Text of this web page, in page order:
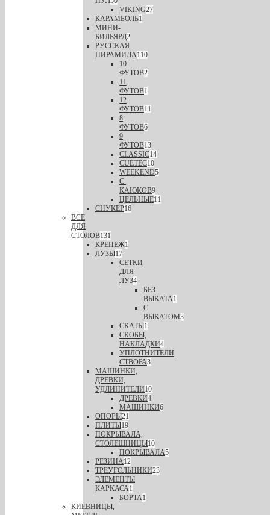
VIKING27
КАРАМБОЛЬ1
МИНИ-
БИЛЬЯРД2
РУССКАЯ
ПИРАМИДА110
10
ФУТОВ2
11
ФУТОВ1
12
ФУТОВ11
8
ФУТОВ6
9
ФУТОВ13
CLASSIC14
CUETEC10
WEEKEND5
С.
КАЮКОВ9
ЦЕЛЬНЫЕ11
СНУКЕР16
ВСЕ
ДЛЯ
СТОЛОВ131
КРЕПЕЖ1
ЛУЗЫ17
СЕТКИ
ДЛЯ
ЛУЗ4
БЕЗ
ВЫКАТА1
С
ВЫКАТОМ3
СКАТЫ1
СКОБЫ,
НАКЛАДКИ4
УПЛОТНИТЕЛИ
СТВОРА3
МАШИНКИ,
ДРЕВКИ,
УДЛИНИТЕЛИ10
ДРЕВКИ4
МАШИНКИ6
ОПОРЫ21
ПЛИТЫ19
ПОКРЫВАЛА,
СТОЛЕШНИЦЫ10
ПОКРЫВАЛА5
РЕЗИНА12
ТРЕУГОЛЬНИКИ23
ЭЛЕМЕНТЫ
КАРКАСА1
БОРТА1
КИЕВНИЦЫ,